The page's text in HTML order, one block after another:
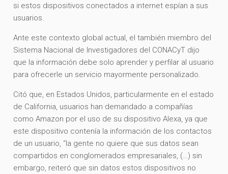
si estos dispositivos conectados a internet espían a sus
usuarios.
Ante este contexto global actual, el también miembro del
Sistema Nacional de Investigadores del CONACyT dijo
que la información debe solo aprender y perfilar al usuario
para ofrecerle un servicio mayormente personalizado.
Citó que, en Estados Unidos, particularmente en el estado
de California, usuarios han demandado a compañías
como Amazon por el uso de su dispositivo Alexa, ya que
este dispositivo contenía la información de los contactos
de un usuario, “la gente no quiere que sus datos sean
compartidos en conglomerados empresariales, (…) sin
embargo, reiteró que sin datos estos dispositivos no